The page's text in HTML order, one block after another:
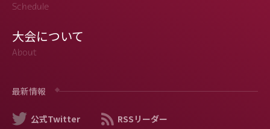
Schedule
大会について
About
最新情報
公式Twitter RSSリーダー